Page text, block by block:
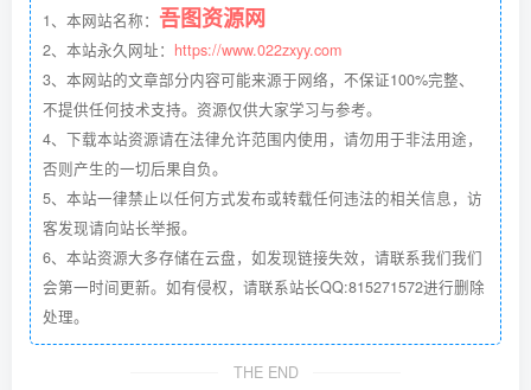
1、本网站名称： 吾图资源网
2、本站永久网址： https://www.022zxyy.com
3、本网站的文章部分内容可能来源于网络，不保证100%完整、
不提供任何技术支持。资源仅供大家学习与参考。
4、下载本站资源请在法律允许范围内使用，请勿用于非法用途，
否则产生的一切后果自负。
5、本站一律禁止以任何方式发布或转载任何违法的相关信息，访
客发现请向站长举报。
6、本站资源大多存储在云盘，如发现链接失效，请联系我们我们
会第一时间更新。如有侵权，请联系站长QQ:815271572进行删除
处理。
THE END